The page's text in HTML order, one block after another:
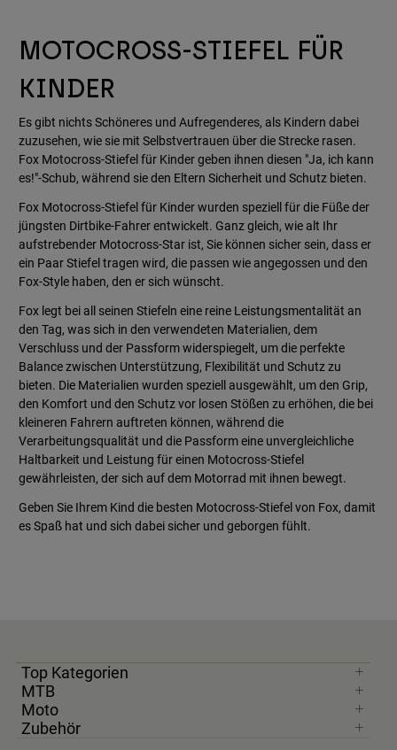
MOTOCROSS-STIEFEL FÜR
KINDER
Es gibt nichts Schöneres und Aufregenderes, als Kindern dabei
zuzusehen, wie sie mit Selbstvertrauen über die Strecke rasen.
Fox Motocross-Stiefel für Kinder geben ihnen diesen "Ja, ich kann
es!"-Schub, während sie den Eltern Sicherheit und Schutz bieten.
Fox Motocross-Stiefel für Kinder wurden speziell für die Füße der
jüngsten Dirtbike-Fahrer entwickelt. Ganz gleich, wie alt Ihr
aufstrebender Motocross-Star ist, Sie können sicher sein, dass er
ein Paar Stiefel tragen wird, die passen wie angegossen und den
Fox-Style haben, den er sich wünscht.
Fox legt bei all seinen Stiefeln eine reine Leistungsmentalität an
den Tag, was sich in den verwendeten Materialien, dem
Verschluss und der Passform widerspiegelt, um die perfekte
Balance zwischen Unterstützung, Flexibilität und Schutz zu
bieten. Die Materialien wurden speziell ausgewählt, um den Grip,
den Komfort und den Schutz vor losen Stößen zu erhöhen, die bei
kleineren Fahrern auftreten können, während die
Verarbeitungsqualität und die Passform eine unvergleichliche
Haltbarkeit und Leistung für einen Motocross-Stiefel
gewährleisten, der sich auf dem Motorrad mit ihnen bewegt.
Geben Sie Ihrem Kind die besten Motocross-Stiefel von Fox, damit
es Spaß hat und sich dabei sicher und geborgen fühlt.
Top Kategorien
MTB
Moto
Zubehör